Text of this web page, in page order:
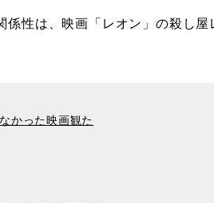
係性は、映画「レオン」の殺し
かった映画観た